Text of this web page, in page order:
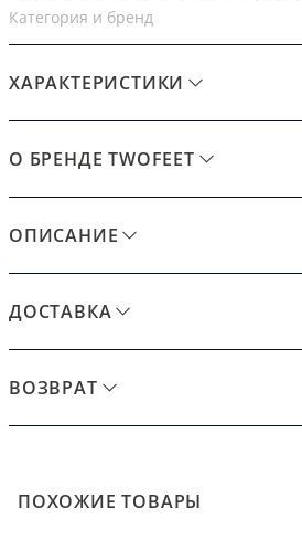
Категория и бренд
ХАРАКТЕРИСТИКИ
О БРЕНДЕ TWOFEET
ОПИСАНИЕ
ДОСТАВКА
ВОЗВРАТ
ПОХОЖИЕ ТОВАРЫ